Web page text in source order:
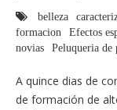
belleza
formacion
Efectos
novias
Peluqueria de
A quince dias de
de formación de